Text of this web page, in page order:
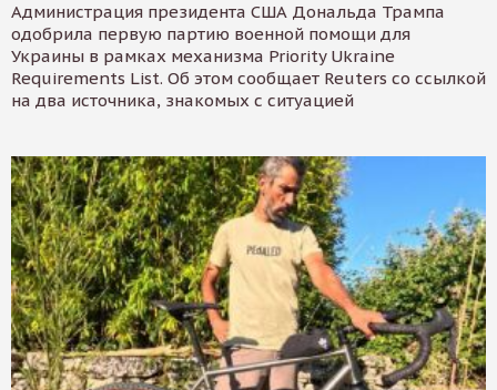
Администрация президента США Дональда Трампа
одобрила первую партию военной помощи для
Украины в рамках механизма Priority Ukraine
Requirements List. Об этом сообщает Reuters со ссылкой
на два источника, знакомых с ситуацией